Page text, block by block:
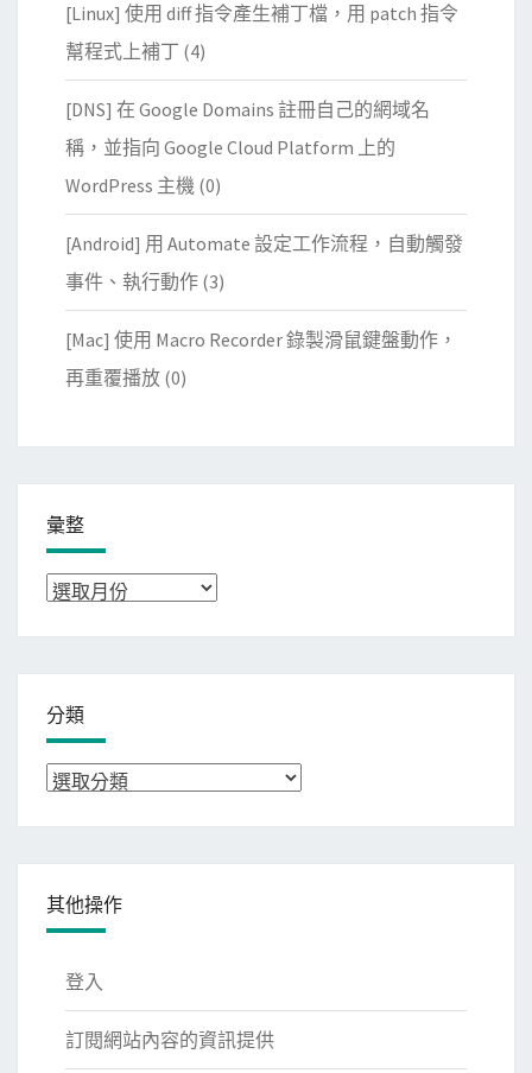
[Linux] 使用 diff 指令產生補丁檔，用 patch 指令
幫程式上補丁 (4)
[DNS] 在 Google Domains 註冊自己的網域名
稱，並指向 Google Cloud Platform 上的
WordPress 主機 (0)
[Android] 用 Automate 設定工作流程，自動觸發
事件、執行動作 (3)
[Mac] 使用 Macro Recorder 錄製滑鼠鍵盤動作，
再重覆播放 (0)
彙整
彙
分類
分
其他操作
登入
訂閱網站內容的資訊提供